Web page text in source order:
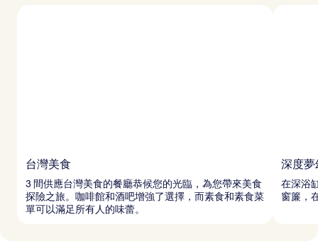
台灣美食
3 間供應台灣美食的餐廳恭候您的光臨，為您帶來美食
探險之旅。咖啡館和酒吧增強了選擇，而素食和素食菜
單可以滿足所有人的味蕾。
深度夢
在深浴
窗簾，